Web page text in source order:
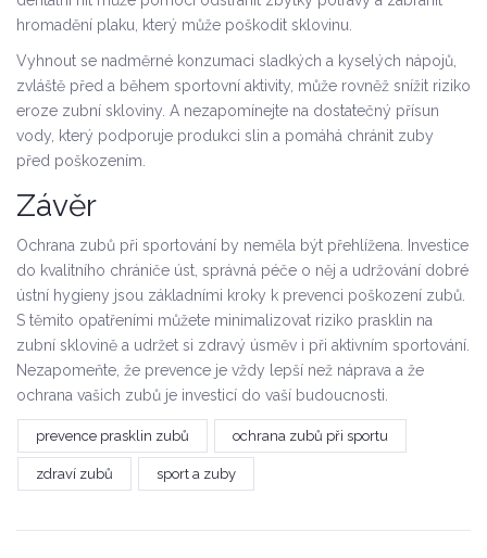
hromadění plaku, který může poškodit sklovinu.
Vyhnout se nadměrné konzumaci sladkých a kyselých nápojů,
zvláště před a během sportovní aktivity, může rovněž snížit riziko
eroze zubní skloviny. A nezapomínejte na dostatečný přísun
vody, který podporuje produkci slin a pomáhá chránit zuby
před poškozením.
Závěr
Ochrana zubů při sportování by neměla být přehlížena. Investice
do kvalitního chrániče úst, správná péče o něj a udržování dobré
ústní hygieny jsou základními kroky k prevenci poškození zubů.
S těmito opatřeními můžete minimalizovat riziko prasklin na
zubní sklovině a udržet si zdravý úsměv i při aktivním sportování.
Nezapomeňte, že prevence je vždy lepší než náprava a že
ochrana vašich zubů je investicí do vaší budoucnosti.
prevence prasklin zubů ochrana zubů při sportu
zdraví zubů sport a zuby